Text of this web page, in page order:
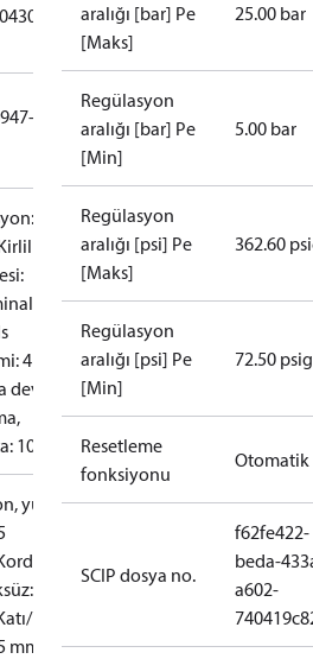
4
devre
10 A
yüzüklü:
0,2-2,5
Damarlı:
mm2
aralığı [bar] Pe
[Maks]
25.00 bar
Regülasyon
aralığı [bar] Pe
[Min]
5.00 bar
Regülasyon
aralığı [psi] Pe
[Maks]
362.60
Regülasyon
aralığı [psi] Pe
[Min]
72.50 psig
Resetleme
fonksiyonu
Otomatik
SCIP dosya no.
f62fe422-
beda-
a602-